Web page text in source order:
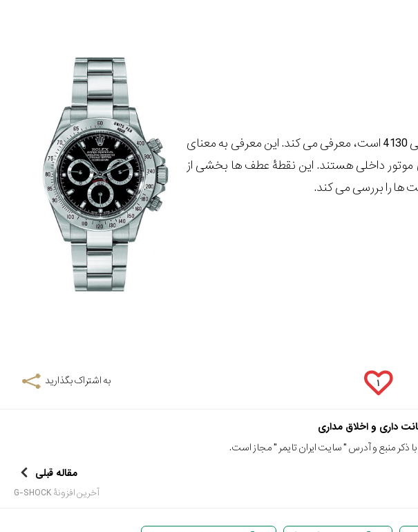
رولکس نسخۀ جدیدی از ساعت دیتونا که شامل کالیبر جدید داخلی 4130 است، معرفی می کند. این معرفی به معنای
داخلی هستند. این نقطۀ عطف ها بخشی از
۱ به اشتراک بگذارید
داری و اخلاق مداری
ذکر منبع و آدرس "سایت ایران تایمر " مجاز است.
مقاله قبلی
آخرین افزونۀ G-SHOCK